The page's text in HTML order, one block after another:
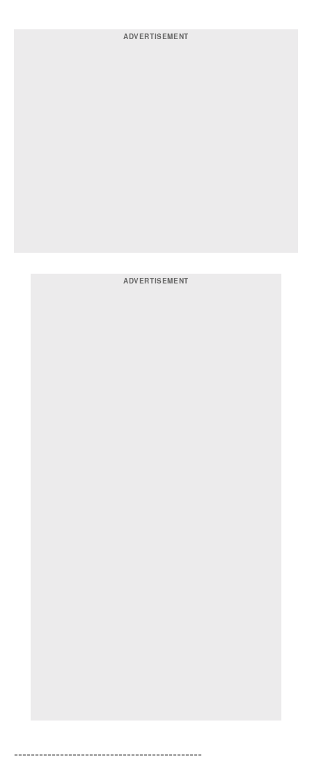
---------------------------------------------